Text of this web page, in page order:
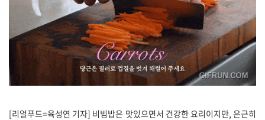
[리얼푸드=육성연 기자] 비빔밥은 맛있으면서 건강한 요리이지만, 은근히